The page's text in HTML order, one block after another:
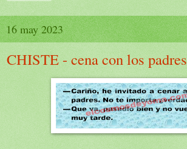
16 may 2023
CHISTE - cena con los padres